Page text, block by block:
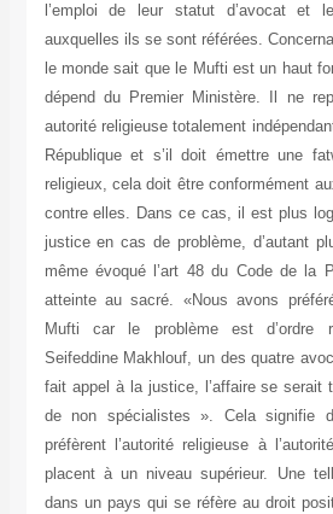
l’emploi de leur statut d’avocat et
auxquelles ils se sont référées.
le monde sait que le Mufti est un haut
dépend du Premier Ministère. Il ne
autorité religieuse totalement
République et s’il doit émettre une
religieux, cela doit être conformément
contre elles. Dans ce cas, il est plus
justice en cas de problème, d’autant
même évoqué l’art 48 du Code de la
atteinte au sacré. «Nous avons
Mufti car le problème est d’ordre
Seifeddine Makhlouf, un des quatre
fait appel à la justice, l’affaire se serait
de non spécialistes ». Cela signifie
préfèrent l’autorité religieuse à
placent à un niveau supérieur. Une
dans un pays qui se réfère au droit